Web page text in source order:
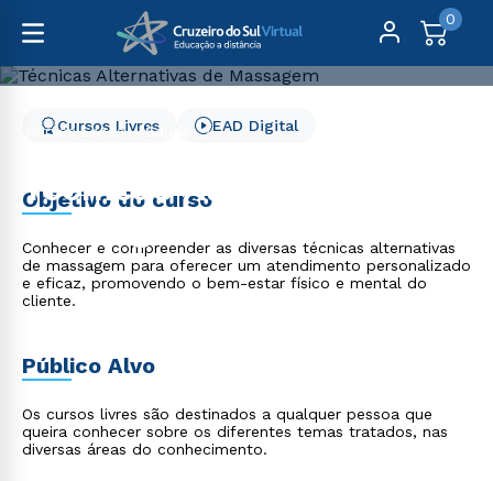
0
Cursos Livres
Saúde
Técnicas Alternativas de
Massagem
Cursos Livres EAD Digital
Objetivo do curso
Conhecer e compreender as diversas técnicas alternativas
de massagem para oferecer um atendimento personalizado
e eficaz, promovendo o bem-estar físico e mental do
cliente.
Público Alvo
Os cursos livres são destinados a qualquer pessoa que
queira conhecer sobre os diferentes temas tratados, nas
diversas áreas do conhecimento.